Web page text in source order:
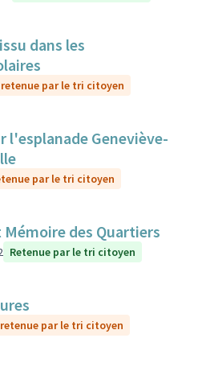
dans les
retenue par le tri citoyen
l'esplanade Geneviève-
par le tri citoyen
des Quartiers
Retenue par le tri citoyen
par le tri citoyen